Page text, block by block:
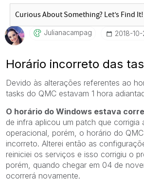
Julianacampag ‎2018-10-
Horário incorreto das
Devido às alterações referentes ao
tasks do QMC estavam 1 hora
O horário do Windows estava
de infra aplicou um patch que corrigia
operacional, porém, o horário do
incorreto. Alterei então as
reiniciei os serviços e isso corrigiu o
porém, quando chegar em 04 de
ocorrerá novamente.